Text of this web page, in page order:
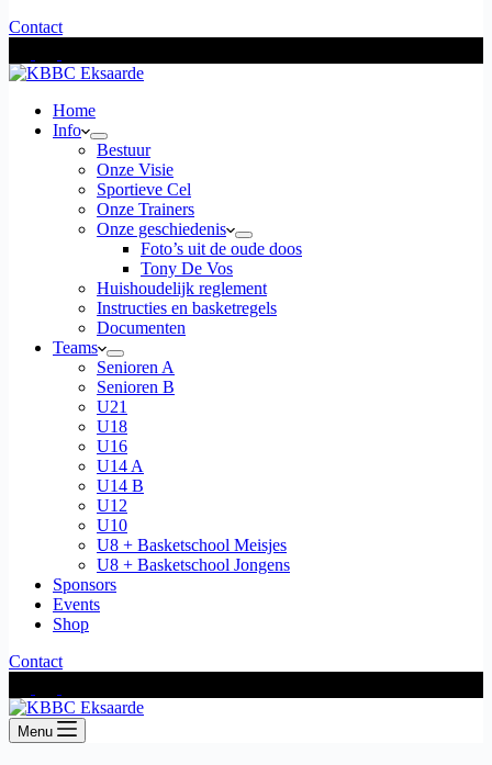
Contact
Home
Info
Bestuur
Onze Visie
Sportieve Cel
Onze Trainers
Onze geschiedenis
Foto’s uit de oude doos
Tony De Vos
Huishoudelijk reglement
Instructies en basketregels
Documenten
Teams
Senioren A
Senioren B
U21
U18
U16
U14 A
U14 B
U12
U10
U8 + Basketschool Meisjes
U8 + Basketschool Jongens
Sponsors
Events
Shop
Contact
Menu